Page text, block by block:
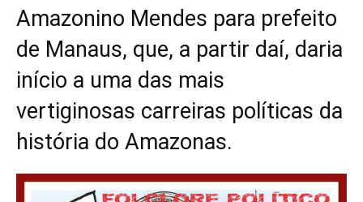
Amazonino Mendes para prefeito
de Manaus, que, a partir daí, daria
início a uma das mais
vertiginosas carreiras políticas da
história do Amazonas.